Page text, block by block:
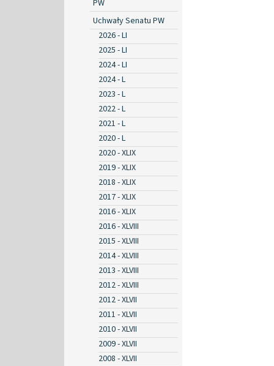
PW
Uchwały Senatu PW
2026 - LI
2025 - LI
2024 - LI
2024 - L
2023 - L
2022 - L
2021 - L
2020 - L
2020 - XLIX
2019 - XLIX
2018 - XLIX
2017 - XLIX
2016 - XLIX
2016 - XLVIII
2015 - XLVIII
2014 - XLVIII
2013 - XLVIII
2012 - XLVIII
2012 - XLVII
2011 - XLVII
2010 - XLVII
2009 - XLVII
2008 - XLVII